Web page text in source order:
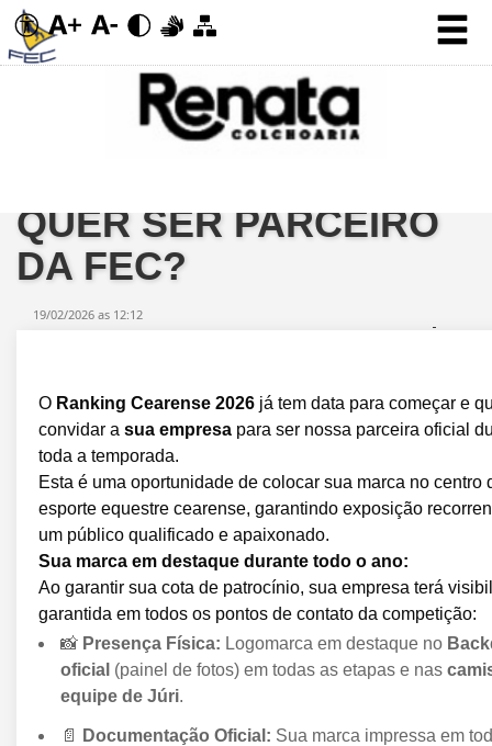
QUER SER PARCEIRO
DA FEC?
19/02/2026 as 12:12
O Ranking Cearense 2026 já tem data para começar e
convidar a sua empresa para ser nossa parceira oficial
toda a temporada.
Esta é uma oportunidade de colocar sua marca no centro
esporte equestre cearense, garantindo exposição
um público qualificado e apaixonado.
Sua marca em destaque durante todo o ano:
Ao garantir sua cota de patrocínio, sua empresa terá
garantida em todos os pontos de contato da competição:
📸 Presença Física: Logomarca em destaque no
oficial (painel de fotos) em todas as etapas e nas
equipe de Júri.
📄 Documentação Oficial: Sua marca impressa em